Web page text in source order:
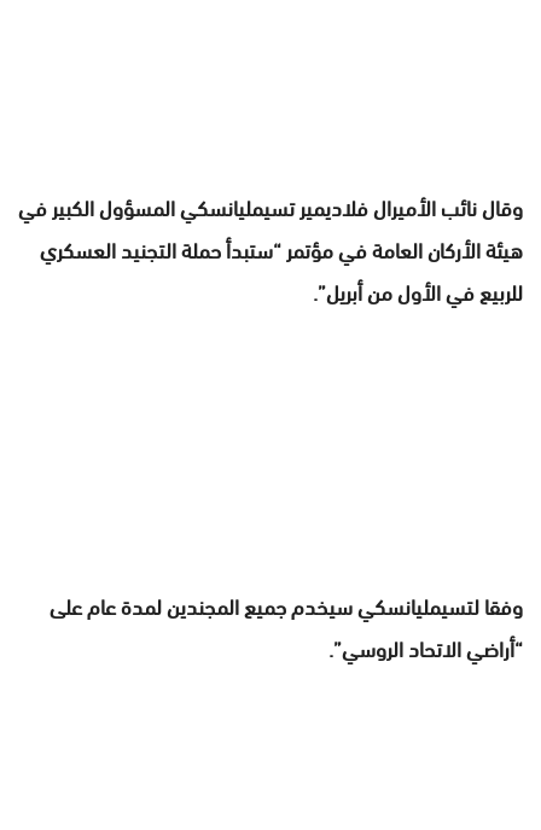
وقال نائب الأميرال فلاديمير تسيمليانسكي المسؤول الكبير في
هيئة الأركان العامة في مؤتمر “ستبدأ حملة التجنيد العسكري
للربيع في الأول من أبريل”.
وفقا لتسيمليانسكي سيخدم جميع المجندين لمدة عام على
“أراضي الاتحاد الروسي”.